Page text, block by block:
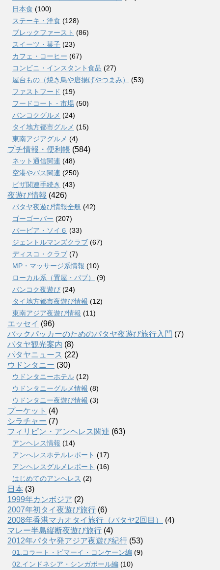
日本食 (100)
ステーキ・洋食 (128)
ブレックファースト (86)
スイーツ・菓子 (23)
カフェ・コーヒー (67)
コンビニ・インスタント食品 (27)
屋台もの（焼き鳥や唐揚げやつまみ）
(53)
ファストフード (19)
フードコート・市場 (50)
バンコクグルメ (24)
タイ地方都市グルメ (15)
東南アジアグルメ (4)
プチ情報・便利帳 (584)
ネット通信関連 (48)
空港やバス関連 (250)
ビザ関連手続き (43)
夜遊び情報 (426)
パタヤ夜遊び情報全般 (42)
ゴーゴーバー (207)
バービア・ソイ６ (33)
ジェントルマンズクラブ (67)
ディスコ・クラブ (7)
MP・マッサージ系情報 (10)
ローカル系（置屋・パブ）
(9)
バンコク夜遊び (24)
タイ地方都市夜遊び情報 (12)
東南アジア夜遊び情報 (11)
エッセイ (96)
バックパッカーのためのパタヤ夜遊び旅行入門 (7)
パタヤ観光案内 (8)
パタヤニュース (22)
ウドンタニー (30)
ウドンタニーホテル (12)
ウドンタニーグルメ情報 (8)
ウドンタニー夜遊び情報 (3)
プーケット (4)
シラチャー (7)
フィリピン・アンヘレス関連 (63)
アンヘレス情報 (14)
アンへレスホテルレポート (17)
アンヘレスグルメレポート (16)
はじめてのアンヘレス (2)
日本 (3)
1999年カンボジア (2)
2007年初タイ夜遊び旅行 (6)
2008年香港マカオタイ旅行（パタヤ2回目）
(4)
マレー半島縦断夜遊び旅行 (4)
2012年パタヤ発アジア夜遊び紀行 (53)
01.コラート・ピマーイ・コンケーン編 (9)
02.インドネシア・シンガポール編 (10)